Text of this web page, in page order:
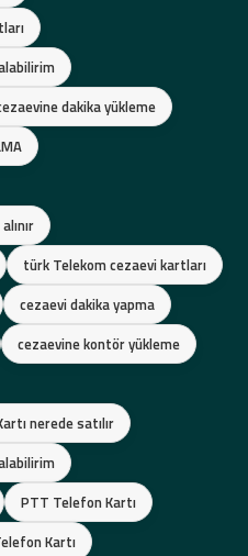
dakika yükleme
türk Telekom cezaevi kartları
cezaevi dakika yapma
cezaevine kontör yükleme
nerede satılır
PTT Telefon Kartı
Kartı